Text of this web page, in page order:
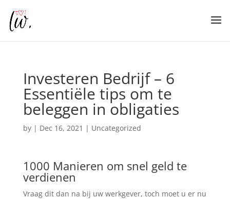
Investeren Bedrijf – 6
Essentiële tips om te
beleggen in obligaties
by | Dec 16, 2021 | Uncategorized
1000 Manieren om snel geld te
verdienen
Vraag dit dan na bij uw werkgever, toch moet u er nu